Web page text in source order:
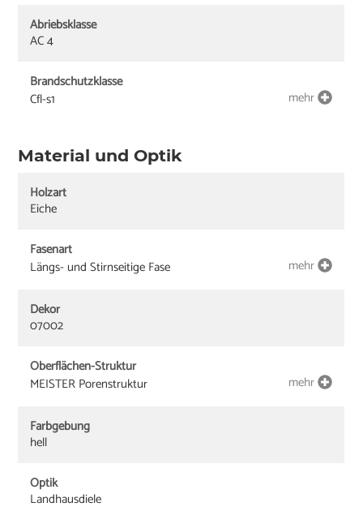
Abriebsklasse
AC 4
Brandschutzklasse
Cfl-s1
mehr
Material und Optik
Holzart
Eiche
Fasenart
Längs- und Stirnseitige Fase
mehr
Dekor
07002
Oberflächen-Struktur
MEISTER Porenstruktur
mehr
Farbgebung
hell
Optik
Landhausdiele